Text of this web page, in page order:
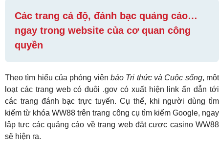
Các trang cá độ, đánh bạc quảng cáo…
ngay trong website của cơ quan công
quyền
Theo tìm hiểu của phóng viên báo Tri thức và Cuộc sống, một
loạt các trang web có đuôi .gov có xuất hiện link ẩn dẫn tới
các trang đánh bạc trực tuyến. Cụ thể, khi người dùng tìm
kiếm từ khóa WW88 trên trang công cụ tìm kiếm Google, ngay
lập tực các quảng cáo về trang web đặt cược casino WW88
sẽ hiện ra.